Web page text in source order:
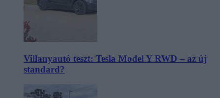
Villanyautó teszt: Tesla Model Y RWD – az új
standard?